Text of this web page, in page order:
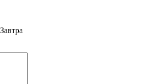
Завтра